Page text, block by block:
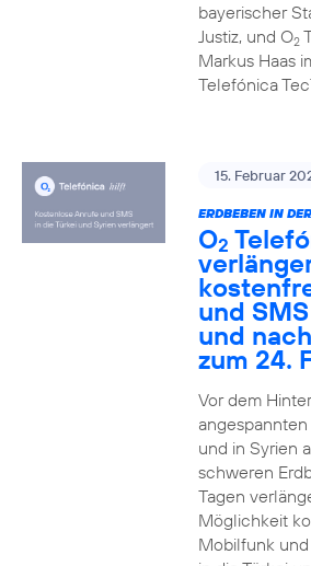
bayerischer
Justiz, und O2
Markus Haas
Telefónica
15. Februar
ERDBEBEN IN
O2
und
und
zum 24.
Vor dem
und in Syrien
schweren
Tagen
Möglichkeit
Mobilfunk